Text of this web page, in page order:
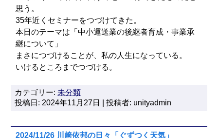
思う。
35年近くセミナーをつづけてきた。
本日のテーマは「中小運送業の後継者育成・事業承
継について」
まさにつづけることが、私の人生になっている。
いけるところまでつづける。
カテゴリー: 未分類
投稿日: 2024年11月27日 | 投稿者: unityadmin
2024/11/26 川﨑依邦の日々「ぐずつく天気」